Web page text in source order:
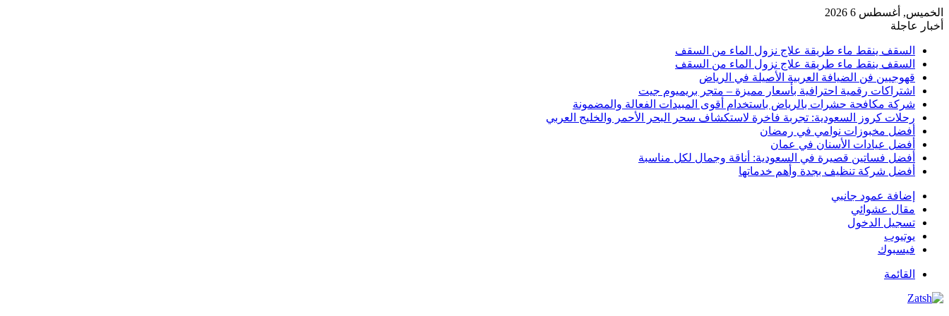
الخميس, أغسطس 6 2026
أخبار عاجلة
السقف ينقط ماء طريقة علاج نزول الماء من السقف
السقف ينقط ماء طريقة علاج نزول الماء من السقف
قهوجيين فن الضيافة العربية الأصيلة في الرياض
اشتراكات رقمية احترافية بأسعار مميزة – متجر بريميوم جيت
شركة مكافحة حشرات بالرياض باستخدام أقوى المبيدات الفعالة والمضمونة
رحلات كروز السعودية: تجربة فاخرة لاستكشاف سحر البحر الأحمر والخليج العربي
أفضل مخبوزات نوامي في رمضان
أفضل عيادات الأسنان في عمان
أفضل فساتين قصيرة في السعودية: أناقة وجمال لكل مناسبة
أفضل شركة تنظيف بجدة وأهم خدماتها
إضافة عمود جانبي
مقال عشوائي
تسجيل الدخول
يوتيوب
فيسبوك
القائمة